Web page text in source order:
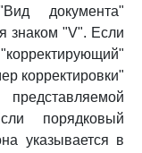
документа"
знаком "V". Если
корректировки"
порядковый
указывается в